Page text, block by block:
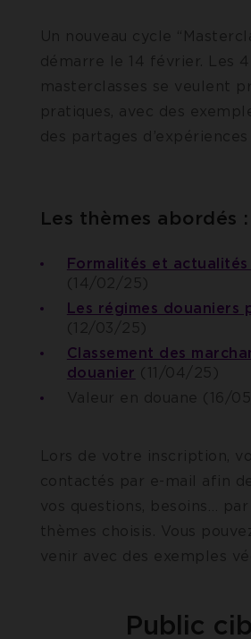
Un nouveau cycle
démarre le 14 février. Les 4
masterclasses se veulent
pratiques, avec des
des partages
Les thèmes abordés :
Formalités et
(14/02/25)
Les régimes douaniers
(12/03/25)
Classement des
douanier (11/04/25)
Valeur en douane (16/
Lors de votre inscription,
contactés par e-mail afin
vos questions, besoins…
thèmes choisis. Vous
venir avec des exemples
Public